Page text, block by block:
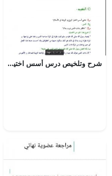
شرح وتلخيص درس أسس اختيار الزوجين